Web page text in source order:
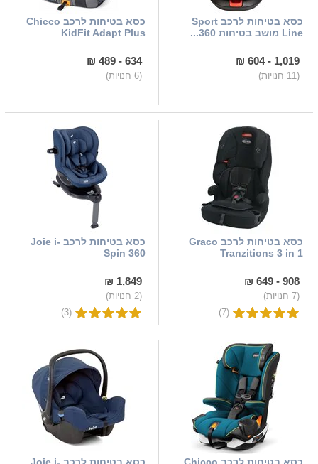
כסא בטיחות לרכב Sport
Line מושב בטיחות 360...
1,019 - 604 ₪
(11 חנויות)
כסא בטיחות לרכב Chicco
KidFit Adapt Plus
634 - 489 ₪
(6 חנויות)
כסא בטיחות לרכב Graco
Tranzitions 3 in 1
908 - 649 ₪
(7 חנויות)
(7)
כסא בטיחות לרכב Joie i-
Spin 360
1,849 ₪
(2 חנויות)
(3)